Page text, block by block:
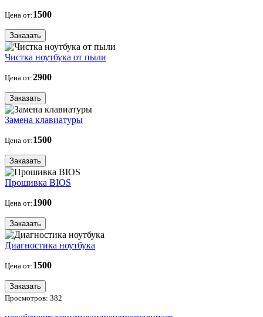
Цена от:1500
Заказать
Чистка ноутбука от пыли
Цена от:2900
Заказать
Замена клавиатуры
Цена от:1500
Заказать
Прошивка BIOS
Цена от:1900
Заказать
Диагностика ноутбука
Цена от:1500
Заказать
Просмотров: 382